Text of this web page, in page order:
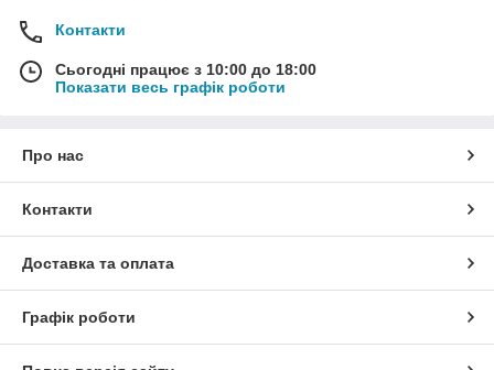
Контакти
Сьогодні працює з 10:00 до 18:00
Показати весь графік роботи
Про нас
Контакти
Доставка та оплата
Графік роботи